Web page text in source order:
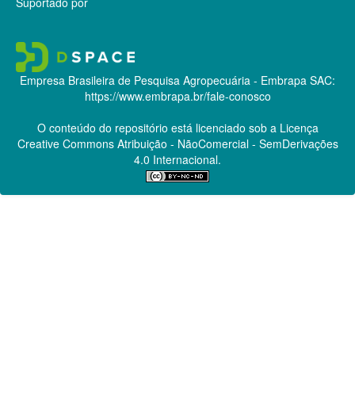
Empresa Brasileira de Pesquisa Agropecuária - Embrapa SAC:
https://www.embrapa.br/fale-conosco
O conteúdo do repositório está licenciado sob a Licença
Creative CommonsAtribuição - NãoComercial - SemDerivações
4.0 Internacional.